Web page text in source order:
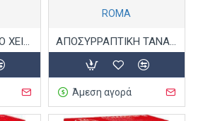
ROMA ΣΥΡΡΑΠΤΙΚΟ ΧΕΙΡΟΣ PRIMULA 6
ROMA
ΑΠΟΣΥΡΡΑΠΤΙΚΗ ΤΑΝΑΛΙΑ ROMA
Άμεση αγορά